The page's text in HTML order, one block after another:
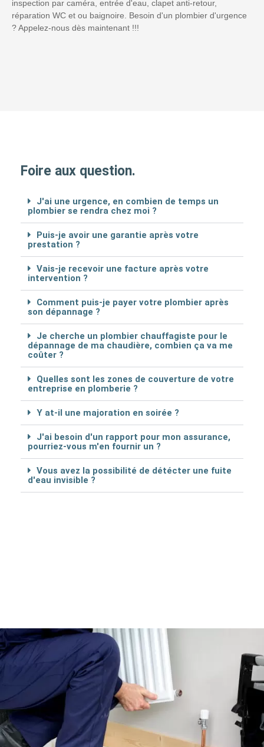
inspection par caméra, entrée d'eau, clapet anti-retour,
réparation WC et ou baignoire. Besoin d'un plombier d'urgence
? Appelez-nous dès maintenant !!!
Foire aux question.
J'ai une urgence, en combien de temps un
plombier se rendra chez moi ?
Puis-je avoir une garantie après votre
prestation ?
Vais-je recevoir une facture après votre
intervention ?
Comment puis-je payer votre plombier après
son dépannage ?
Je cherche un plombier chauffagiste pour le
dépannage de ma chaudière, combien ça va me
coûter ?
Quelles sont les zones de couverture de votre
entreprise en plomberie ?
Y at-il une majoration en soirée ?
J'ai besoin d'un rapport pour mon assurance,
pourriez-vous m'en fournir un ?
Vous avez la possibilité de détécter une fuite
d'eau invisible ?